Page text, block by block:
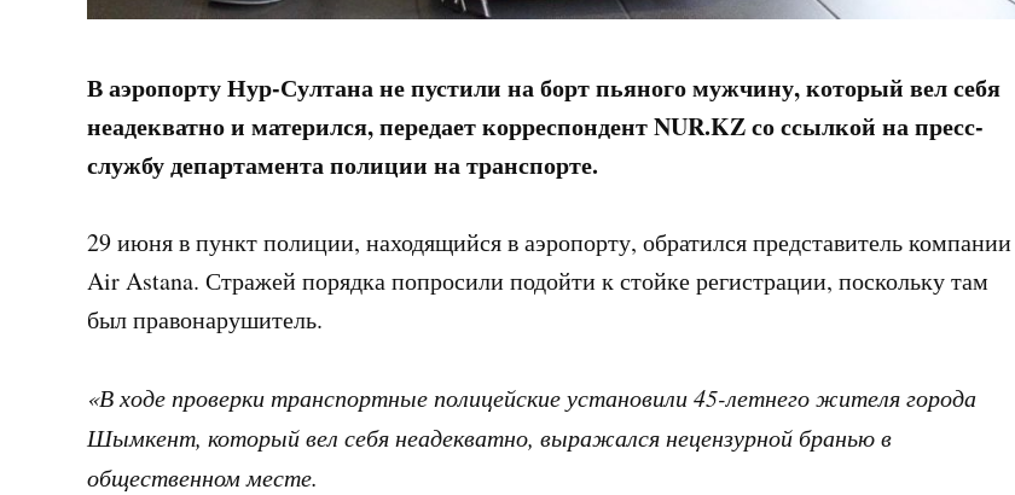
В аэропорту Нур-Султана не пустили на борт пьяного мужчину, который вел себя
неадекватно и матерился, передает корреспондент NUR.KZсо ссылкой на пресс-
службу департамента полиции на транспорте.
29 июня в пункт полиции, находящийся в аэропорту, обратился представитель компании
Air Astana. Стражей порядка попросили подойти к стойке регистрации, поскольку там
был правонарушитель.
«В ходе проверки транспортные полицейские установили 45-летнего жителя города
Шымкент, который вел себя неадекватно, выражался нецензурной бранью в
общественном месте.